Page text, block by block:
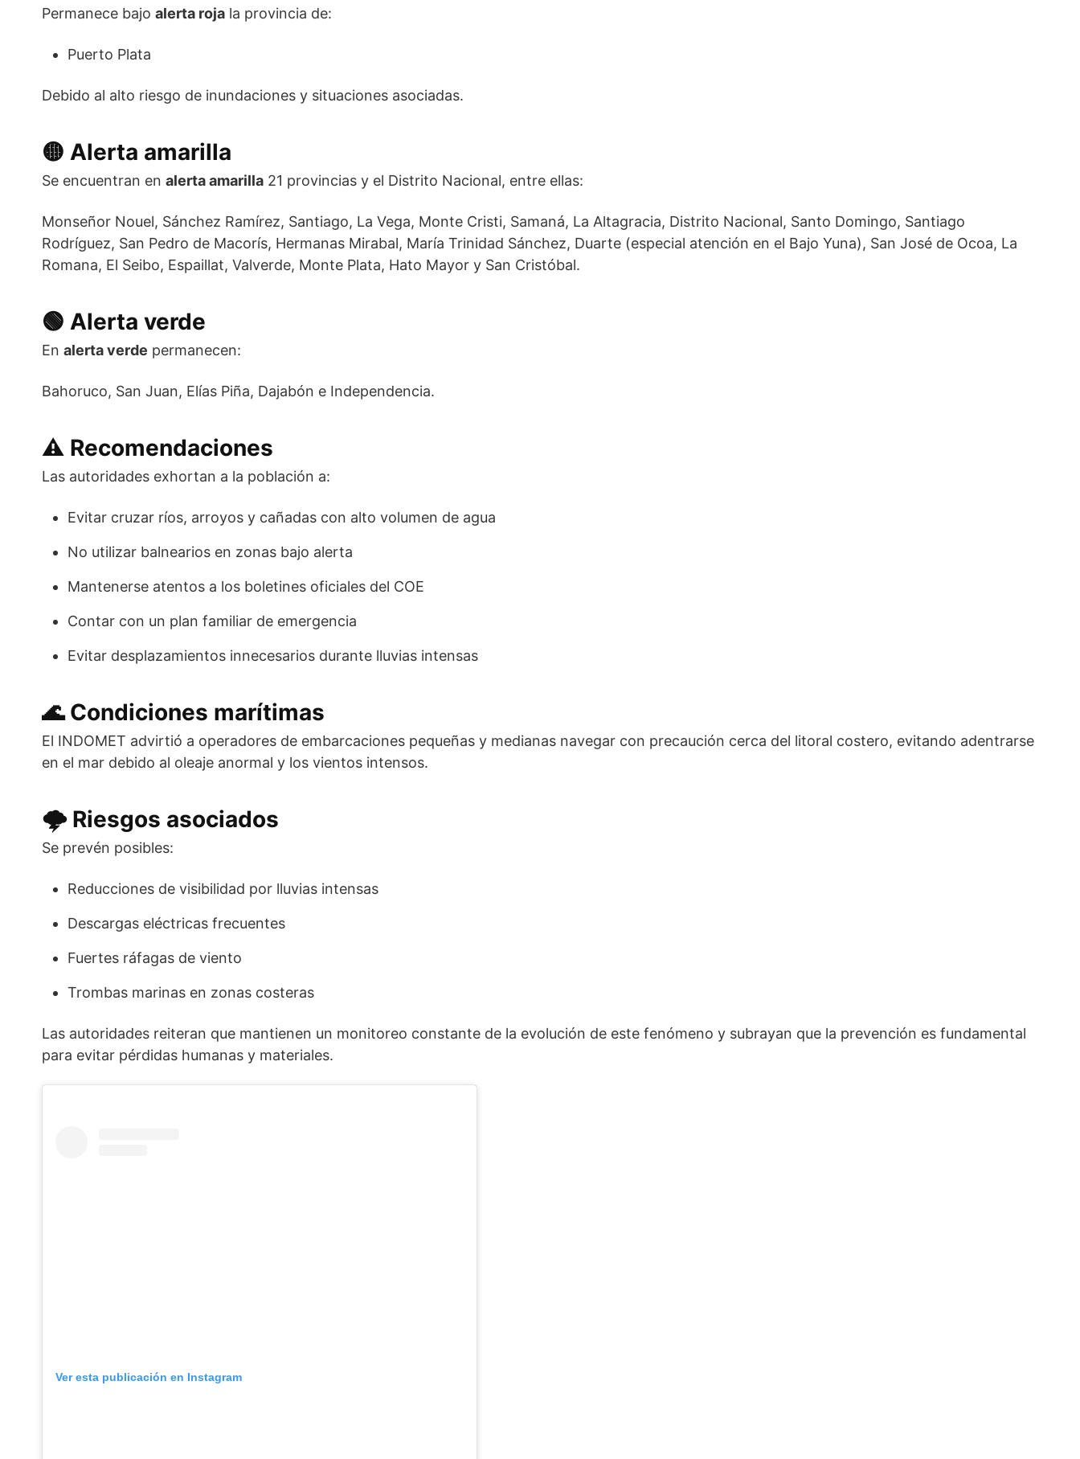
Permanece bajo alerta roja la provincia de:
Puerto Plata
Debido al alto riesgo de inundaciones y situaciones asociadas.
🟡 Alerta amarilla
Se encuentran en alerta amarilla 21 provincias y el Distrito Nacional, entre ellas:
Monseñor Nouel, Sánchez Ramírez, Santiago, La Vega, Monte Cristi, Samaná, La Altagracia, Distrito Nacional, Santo Domingo, Santiago
Rodríguez, San Pedro de Macorís, Hermanas Mirabal, María Trinidad Sánchez, Duarte (especial atención en el Bajo Yuna), San José de Ocoa, La
Romana, El Seibo, Espaillat, Valverde, Monte Plata, Hato Mayor y San Cristóbal.
🟢 Alerta verde
En alerta verde permanecen:
Bahoruco, San Juan, Elías Piña, Dajabón e Independencia.
⚠️ Recomendaciones
Las autoridades exhortan a la población a:
Evitar cruzar ríos, arroyos y cañadas con alto volumen de agua
No utilizar balnearios en zonas bajo alerta
Mantenerse atentos a los boletines oficiales del COE
Contar con un plan familiar de emergencia
Evitar desplazamientos innecesarios durante lluvias intensas
🌊 Condiciones marítimas
El INDOMET advirtió a operadores de embarcaciones pequeñas y medianas navegar con precaución cerca del litoral costero, evitando adentrarse
en el mar debido al oleaje anormal y los vientos intensos.
🌩️ Riesgos asociados
Se prevén posibles:
Reducciones de visibilidad por lluvias intensas
Descargas eléctricas frecuentes
Fuertes ráfagas de viento
Trombas marinas en zonas costeras
Las autoridades reiteran que mantienen un monitoreo constante de la evolución de este fenómeno y subrayan que la prevención es fundamental
para evitar pérdidas humanas y materiales.
Ver esta publicación en Instagram